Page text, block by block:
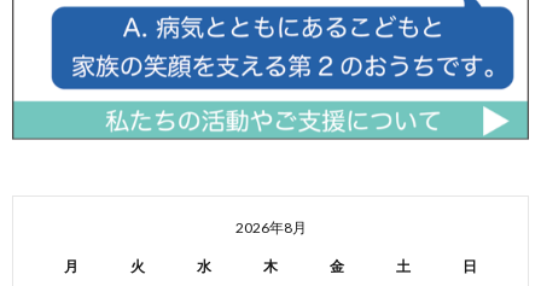
2026年8月
月 火 水 木 金 土 日